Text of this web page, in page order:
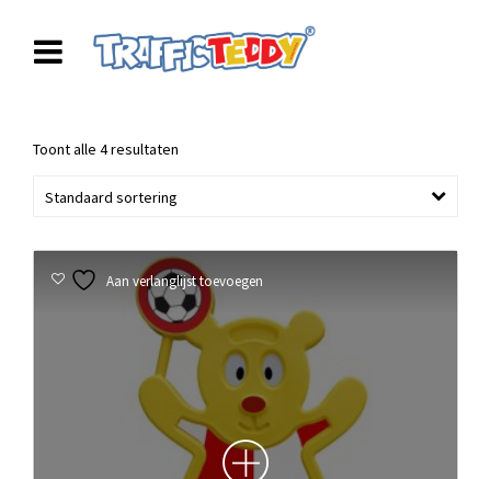
Toont alle 4 resultaten
Standaard sortering
Aan verlanglijst toevoegen